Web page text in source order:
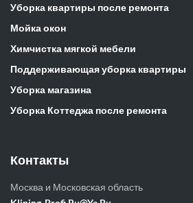
Уборка квартиры после ремонта
Мойка окон
Химчистка мягкой мебели
Поддерживающая уборка квартиры
Уборка магазина
Уборка Коттеджа после ремонта
Контакты
Москва и Московская область